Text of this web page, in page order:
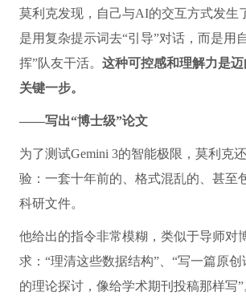
莫利克发现，自己与AI的交互方式发生
是用复杂提示词去“引导”对话，而是用
挥”队友干活。 这种可控感和理解力是
关键一步。
——写出“博士级”论文
为了测试Gemini 3的智能极限，莫利克
验：一套十年前的、格式混乱的、甚至
科研文件。
他给出的指令非常模糊，类似于导师对
求：“理清这些数据结构”、“写一篇原
的理论探讨，像给学术期刊投稿那样写”